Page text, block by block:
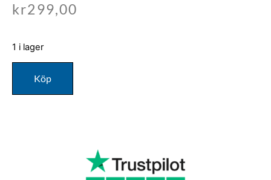
kr299,00
1 i lager
Köp